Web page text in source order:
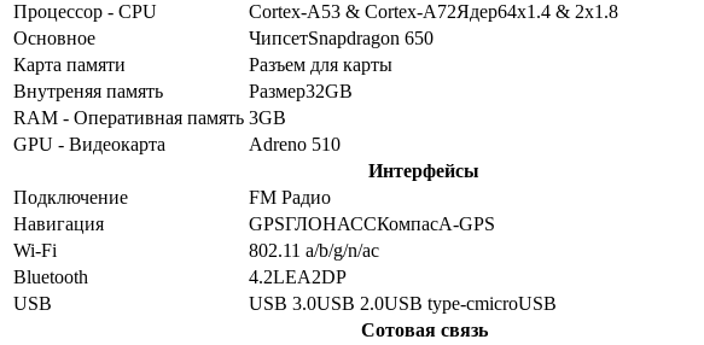
Процессор - CPU
Cortex-A53 & Cortex-A72Ядер64x1.4 & 2x1.8
Основное
ЧипсетSnapdragon 650
Карта памяти
Разъем для карты
Внутреняя память
Размер32GB
RAM - Оперативная память 3GB
GPU - Видеокарта
Adreno 510
Интерфейсы
Подключение
FM Радио
Навигация
GPSГЛОНАССКомпасA-GPS
Wi-Fi
802.11 a/b/g/n/ac
Bluetooth
4.2LEA2DP
USB
USB 3.0USB 2.0USB type-cmicroUSB
Сотовая связь